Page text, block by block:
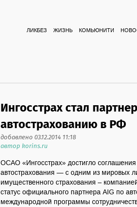
ЛИКБЕЗ ЖИЗНЬ КОМЬЮНИТИ
Ингосстрах стал
автострахованию в РФ
добавлено 03.12.2014 11:18
автор korins.ru
ОСАО «Ингосстрах» достигло соглашения
автострахования — с одним из мировых
имущественного страхования –
статус официального партнера AIG по
международной программы